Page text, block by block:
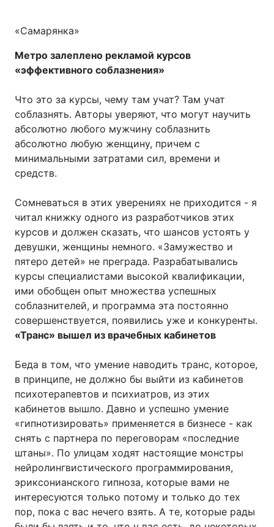
«Самарянка»
Метро залеплено рекламой курсов
«эффективного соблазнения»
Что это за курсы, чему там учат? Там учат
соблазнять. Авторы уверяют, что могут научить
абсолютно любого мужчину соблазнить
абсолютно любую женщину, причем с
минимальными затратами сил, времени и
средств.
Сомневаться в этих уверениях не приходится - я
читал книжку одного из разработчиков этих
курсов и должен сказать, что шансов устоять у
девушки, женщины немного. «Замужество и
пятеро детей» не преграда. Разрабатывались
курсы специалистами высокой квалификации,
ими обобщен опыт множества успешных
соблазнителей, и программа эта постоянно
совершенствуется, появились уже и конкуренты.
«Транс» вышел из врачебных кабинетов
Беда в том, что умение наводить транс, которое,
в принципе, не должно бы выйти из кабинетов
психотерапевтов и психиатров, из этих
кабинетов вышло. Давно и успешно умение
«гипнотизировать» применяется в бизнесе - как
снять с партнера по переговорам «последние
штаны». По улицам ходят настоящие монстры
нейролингвистического программирования,
эриксонианского гипноза, которые вами не
интересуются только потому и только до тех
пор, пока с вас нечего взять. А те, которые рады